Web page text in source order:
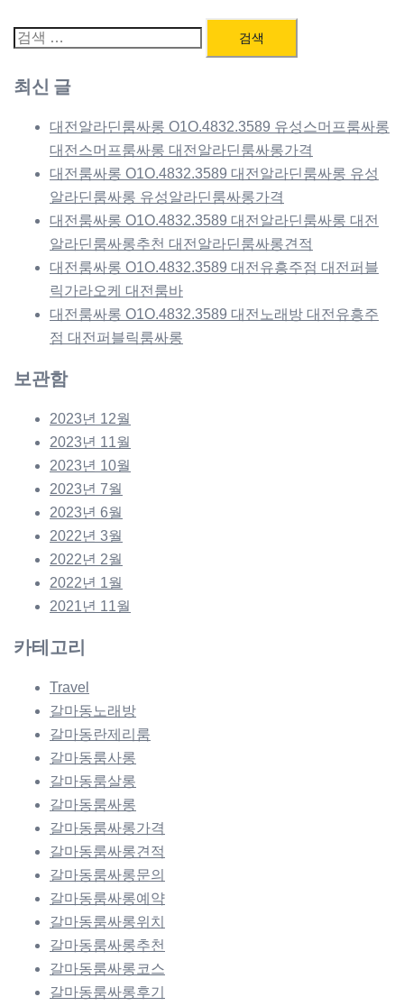
검
최신 글
대전알라딘룸싸롱 O1O.4832.3589 유성스머프룸싸롱
대전스머프룸싸롱 대전알라딘룸싸롱가격
대전룸싸롱 O1O.4832.3589 대전알라딘룸싸롱 유성
알라딘룸싸롱 유성알라딘룸싸롱가격
대전룸싸롱 O1O.4832.3589 대전알라딘룸싸롱 대전
알라딘룸싸롱추천 대전알라딘룸싸롱견적
대전룸싸롱 O1O.4832.3589 대전유흥주점 대전퍼블
릭가라오케 대전룸바
대전룸싸롱 O1O.4832.3589 대전노래방 대전유흥주
점 대전퍼블릭룸싸롱
보관함
2023년 12월
2023년 11월
2023년 10월
2023년 7월
2023년 6월
2022년 3월
2022년 2월
2022년 1월
2021년 11월
카테고리
Travel
갈마동노래방
갈마동란제리룸
갈마동룸사롱
갈마동룸살롱
갈마동룸싸롱
갈마동룸싸롱가격
갈마동룸싸롱견적
갈마동룸싸롱문의
갈마동룸싸롱예약
갈마동룸싸롱위치
갈마동룸싸롱추천
갈마동룸싸롱코스
갈마동룸싸롱후기